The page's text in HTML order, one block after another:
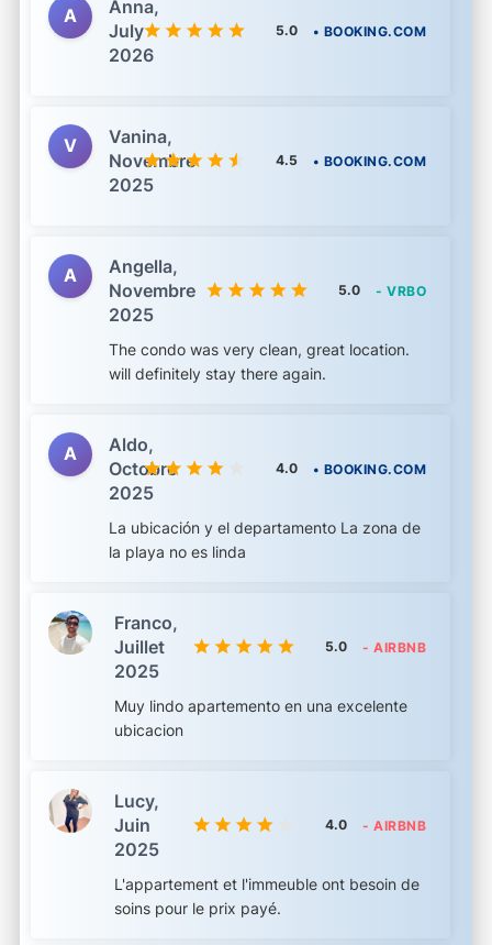
A
Anna,
July
2026
5.0 • BOOKING.COM
V
Vanina,
Novembre
2025
4.5 • BOOKING.COM
A
Angella,
Novembre
2025
5.0 - VRBO
The condo was very clean, great location.
will definitely stay there again.
A
Aldo,
Octobre
2025
4.0 • BOOKING.COM
La ubicación y el departamento La zona de
la playa no es linda
Franco,
Juillet
2025
5.0 - AIRBNB
Muy lindo apartemento en una excelente
ubicacion
Lucy,
Juin
2025
4.0 - AIRBNB
L'appartement et l'immeuble ont besoin de
soins pour le prix payé.